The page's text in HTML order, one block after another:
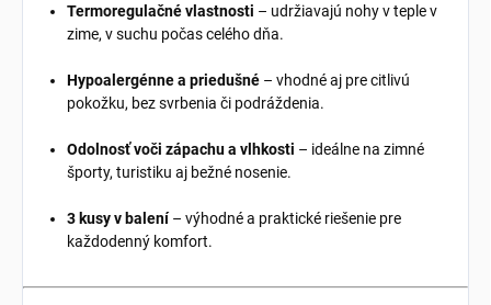
Termoregulačné vlastnosti – udržiavajú nohy v teple v
zime, v suchu počas celého dňa.
Hypoalergénne a priedušné – vhodné aj pre citlivú
pokožku, bez svrbenia či podráždenia.
Odolnosť voči zápachu a vlhkosti – ideálne na zimné
športy, turistiku aj bežné nosenie.
3 kusy v balení – výhodné a praktické riešenie pre
každodenný komfort.